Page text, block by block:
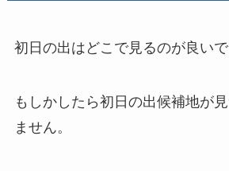
初日の出はどこで見るのが良いで
もしかしたら初日の出候補地が
ません。